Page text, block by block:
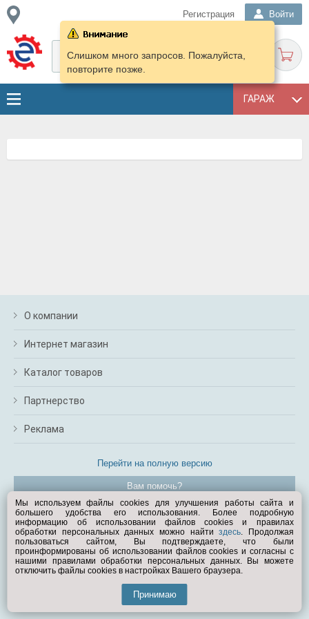
Регистрация Войти
ГАРАЖ
Слишком много запросов. Пожалуйста,
повторите позже.
О компании
Интернет магазин
Каталог товаров
Партнерство
Реклама
Перейти на полную версию
Вам помочь?
© Exist.ru 1998—2026
Мы используем файлы cookies для улучшения работы сайта и
большего удобства его использования. Более подробную
информацию об использовании файлов cookies и правилах
обработки персональных данных можно найтиздесь. Продолжая
пользоваться сайтом, Вы подтверждаете, что были
проинформированы об использовании файлов cookies и согласны с
нашими правилами обработки персональных данных. Вы можете
отключить файлы cookies в настройках Вашего браузера.
Принимаю